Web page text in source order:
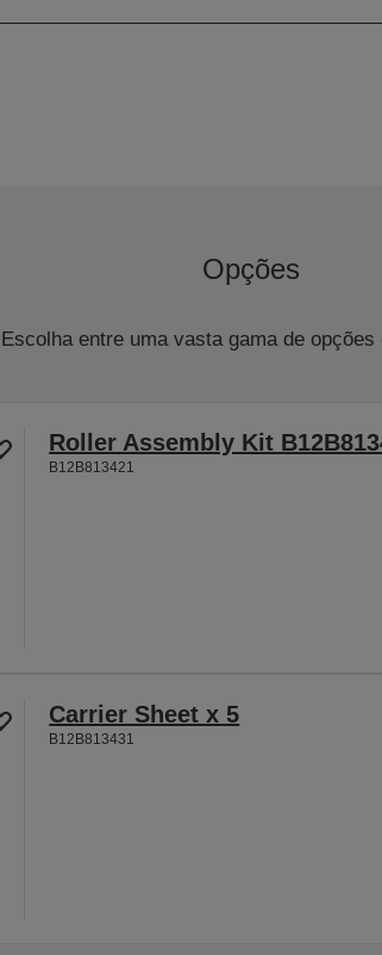
Opções
Escolha entre uma vasta gama de opções
Roller Assembly Kit
B12B813421
Carrier Sheet x 5
B12B813431